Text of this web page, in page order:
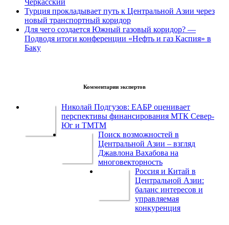
Черкасский
Турция прокладывает путь к Центральной Азии через
новый транспортный коридор
Для чего создается Южный газовый коридор? —
Подводя итоги конференции «Нефть и газ Каспия» в
Баку
Комментарии экспертов
Николай Подгузов: ЕАБР оценивает
перспективы финансирования МТК Север-
Юг и ТМТМ
Поиск возможностей в
Центральной Азии – взгляд
Джавлона Вахабова на
многовекторность
Россия и Китай в
Центральной Азии:
баланс интересов и
управляемая
конкуренция